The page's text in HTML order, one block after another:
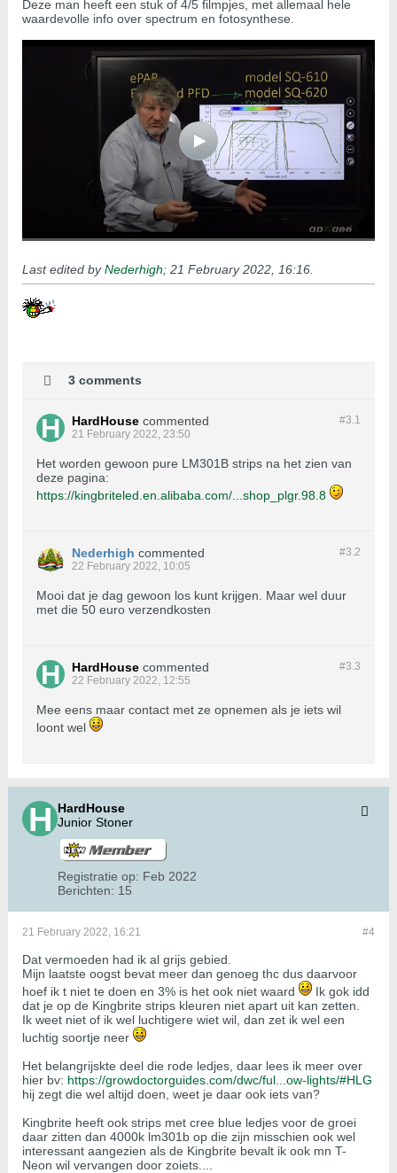
Deze man heeft een stuk of 4/5 filmpjes, met allemaal hele
waardevolle info over spectrum en fotosynthese.
Last edited byNederhigh; 21 February 2022, 16:16
3 comments
#3.1
HardHouse commented
21 February 2022, 23:50
Het worden gewoon pure LM301B strips na het zien van
deze pagina:
https://kingbriteled.en.alibaba.com/...shop_plgr.98.8
#3.2
Nederhigh commented
22 February 2022, 10:05
Mooi dat je dag gewoon los kunt krijgen. Maar wel duur
met die 50 euro verzendkosten
#3.3
HardHouse commented
22 February 2022, 12:55
Mee eens maar contact met ze opnemen als je iets wil
loont wel
HardHouse
Junior Stoner
Registratie op: Feb 2022
Berichten: 15
#4
21 February 2022, 16:21
Dat vermoeden had ik al grijs gebied.
Mijn laatste oogst bevat meer dan genoeg thc dus daarvoor
hoef ik t niet te doen en 3% is het ook niet waard
Ik gok idd
dat je op de Kingbrite strips kleuren niet apart uit kan zetten.
Ik weet niet of ik wel luchtigere wiet wil, dan zet ik wel een
luchtig soortje neer
Het belangrijskte deel die rode ledjes, daar lees ik meer over
hier bv: https://growdoctorguides.com/dwc/ful...ow-lights/#HLG
hij zegt die wel altijd doen, weet je daar ook iets van?
Kingbrite heeft ook strips met cree blue ledjes voor de groei
daar zitten dan 4000k lm301b op die zijn misschien ook wel
interessant aangezien als de Kingbrite bevalt ik ook mn T-
Neon wil vervangen door zoiets....